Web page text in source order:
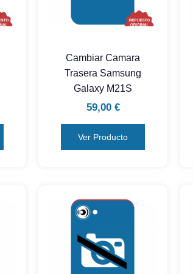
Cambiar Camara
Trasera Samsung
Galaxy M21S
59,00 €
Ver Producto